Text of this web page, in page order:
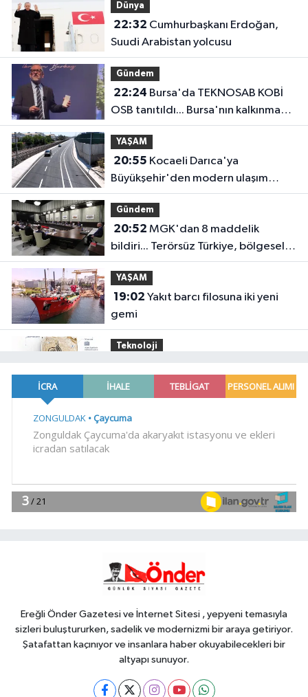
Dünya
22:32
Suudi Arabistan yolcusu
Gündem
22:24
OSB tanıtıldı... Bursa'nın kalkınma
yolculuğunda yeni dönem
YAŞAM
20:55
Büyükşehir'den modern ulaşım
yatırımı
Gündem
20:52
bildiri... Terörsüz Türkiye, bölgesel
güvenlik ve Gazze mesajı
YAŞAM
19:02
gemi
Teknoloji
içerikler tek platformda
18:49Fındık alım fiyatları
Genel
Ereğli Önder Gazetesi ve İnternet Sitesi , yepyeni temasıyla
sizleri buluştururken, sadelik ve modernizmi bir araya getiriyor.
Şatafattan kaçınıyor ve insanlara haber okuyabilecekleri bir
altyapı sunuyor.